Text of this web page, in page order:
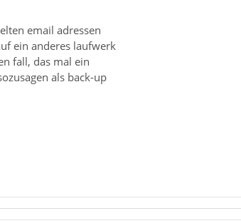
email adressen
ein anderes laufwerk
fall, das mal ein
als back-up